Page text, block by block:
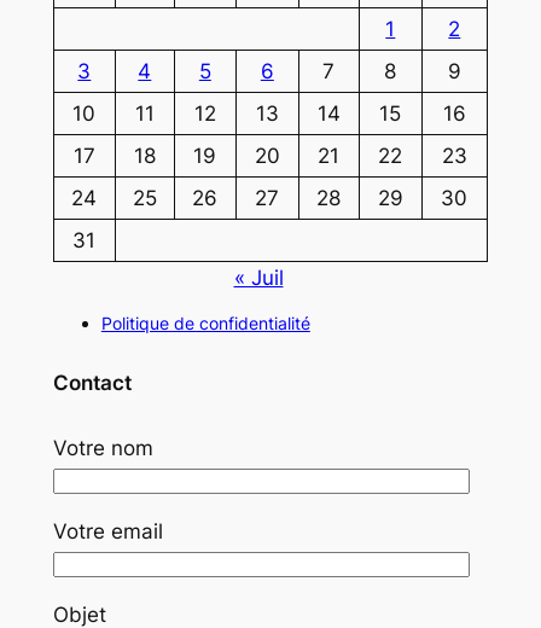
1
2
3
4 5 6 7 8
9
10
11 12 13 14 15
16
17
18 19 20 21 22
23
24
25 26 27 28 29
30
31
« Juil
Politique de confidentialité
Contact
Votre nom
Votre email
Objet